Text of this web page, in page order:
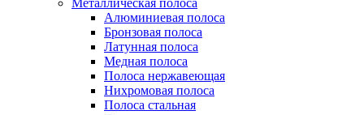
Металлическая полоса
Алюминиевая полоса
Бронзовая полоса
Латунная полоса
Медная полоса
Полоса нержавеющая
Нихромовая полоса
Полоса стальная